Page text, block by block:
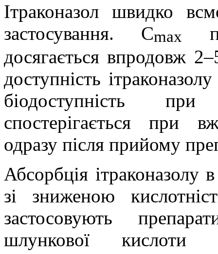
Ітраконазол швидко
застосування. Сmax
досягається впродовж
доступність
біодоступність при
спостерігається при
одразу після прийому
Абсорбція ітраконазолу
зі зниженою
застосовують
шлункової кислоти